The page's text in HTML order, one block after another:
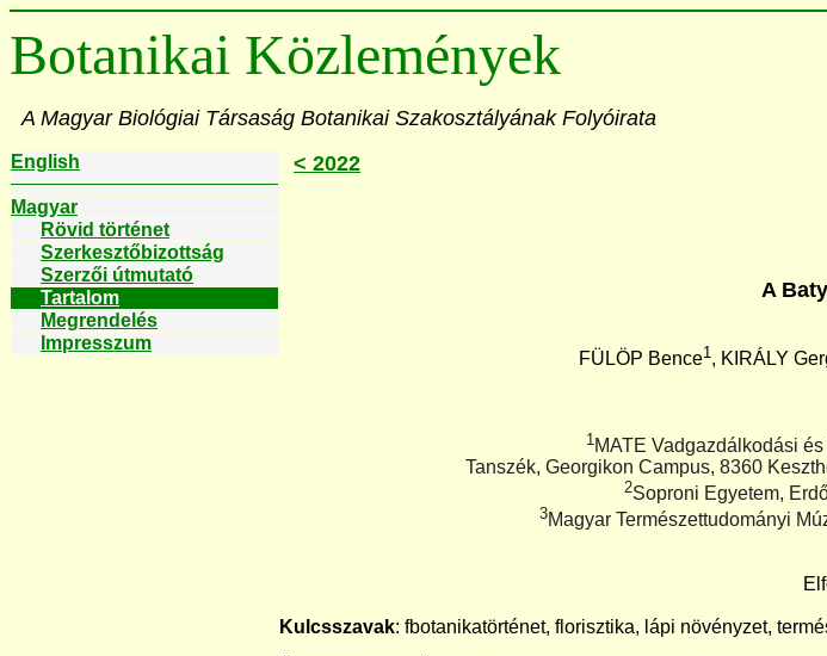
Botanikai Közlemények
A Magyar Biológiai Társaság Botanikai Szakosztályának Folyóirata
English < 2022
A
FÜLÖP Bence1, KIRÁLY
1 MATE Vadgazdálkodási
Tanszék, Georgikon Campus, 8360
2Soproni Egyetem,
3Magyar Természettudományi
Kulcsszavak: fbotanikatörténet, florisztika, lápi növényzet,
Magyar
Rövid történet
Szerkesztőbizottság
Szerzői útmutató
Tartalom
Megrendelés
Impresszum